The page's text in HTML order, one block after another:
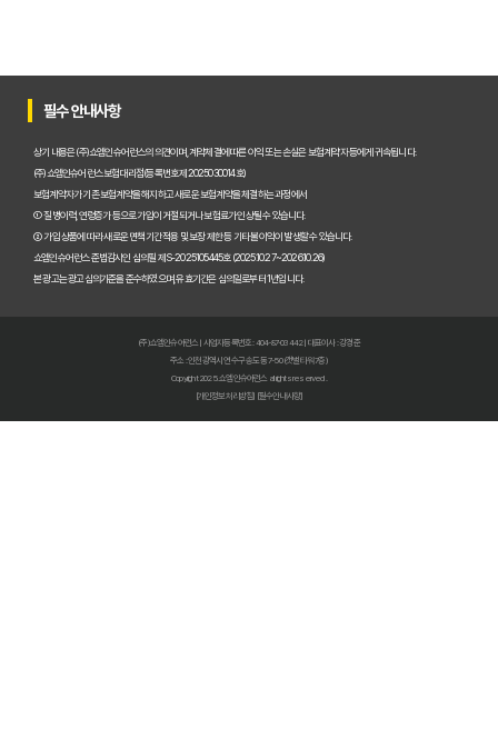
암보험 비교, 2026년 숨겨진 혜택까지 꼼꼼하게 파헤쳐 드립니다!
암보험 늦기 전에! 지금 가입해야만 하는 결정적 이유
암보험 진단비, 지금 준비하면 1억 더 받는 비법!
암 걱정 끝! 낸 보험료 100% 환급받는 완벽한 암보험 선택 가이드
50대 암보험, 숨겨진 보장 찾고 후회없이 선택하는 비법!
암보험금, 몰라서 못 받는 돈? 2026년 지급 기준 핵심 파헤치기
암보험 비교 끝판왕: 2026년 가장 현명한 선택, 숨겨진 꿀팁 대방출!
필수 안내사항
상기 내용은 (주)쇼엠인슈어런스의 의견이며, 계약체결에 따른 이익 또는 손실은 보험계약자 등에게 귀속됩니다.
(주)쇼엠인슈어런스 보험대리점(등록번호 제2025030014호)
보험계약자가 기존 보험계약을 해지하고 새로운 보험계약을 체결하는 과정에서
① 질병이력, 연령증가 등으로 가입이 거절되거나 보험료가 인상될 수 있습니다.
② 가입 상품에 따라 새로운 면책기간 적용 및 보장 제한 등 기타 불이익이 발생할 수 있습니다.
쇼엠인슈어런스 준법감시인 심의필 제S-2025105445호 (2025.10.27~2026.10.26)
본 광고는 광고심의기준을 준수하였으며, 유효기간은 심의일로부터 1년입니다.
(주)쇼엠인슈어런스 | 사업자등록번호 : 404-87-03442 | 대표이사 : 강경준
주소 : 인천광역시 연수구 송도동 7-50 (갯벌타워 7층)
Copyright 2025. 쇼엠인슈어런스 all rights reserved.
[개인정보처리방침] [필수안내사항]